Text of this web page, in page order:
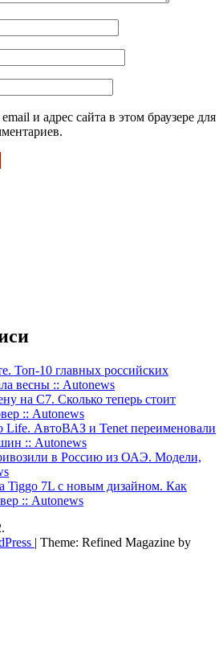
и адрес сайта в этом браузере для
Топ-10 главных российских
весны :: Autonews
на C7. Сколько теперь стоит
:: Autonews
Life. АвтоВАЗ и Tenet переименовали
:: Autonews
в Россию из ОАЭ. Модели,
Tiggo 7L с новым дизайном. Как
:: Autonews
| Theme: Refined Magazine by